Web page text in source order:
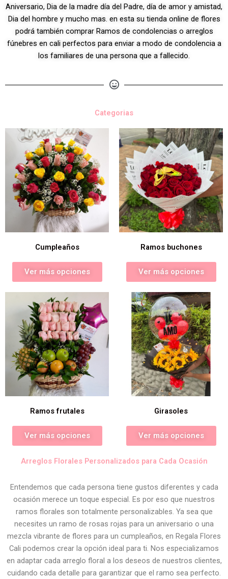
Aniversario, Dia de la madre día del Padre, día de amor y amistad,
Dia del hombre y mucho mas. en esta su tienda online de flores
podrá también comprar Ramos de condolencias o arreglos
fúnebres en cali perfectos para enviar a modo de condolencia a
los familiares de una persona que a fallecido.
Categorias
Cumpleaños
Ver más opciones
Ramos buchones
Ver más opciones
Ramos frutales
Ver más opciones
Girasoles
Ver más opciones
Arreglos Florales Personalizados para Cada Ocasión
Entendemos que cada persona tiene gustos diferentes y cada
ocasión merece un toque especial. Es por eso que nuestros
ramos florales son totalmente personalizables. Ya sea que
necesites un ramo de rosas rojas para un aniversario o una
mezcla vibrante de flores para un cumpleaños, en Regala Flores
Cali podemos crear la opción ideal para ti. Nos especializamos
en adaptar cada arreglo floral a los deseos de nuestros clientes,
cuidando cada detalle para garantizar que el ramo sea perfecto.